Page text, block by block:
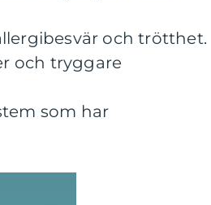
och trötthet.
och tryggare
som har